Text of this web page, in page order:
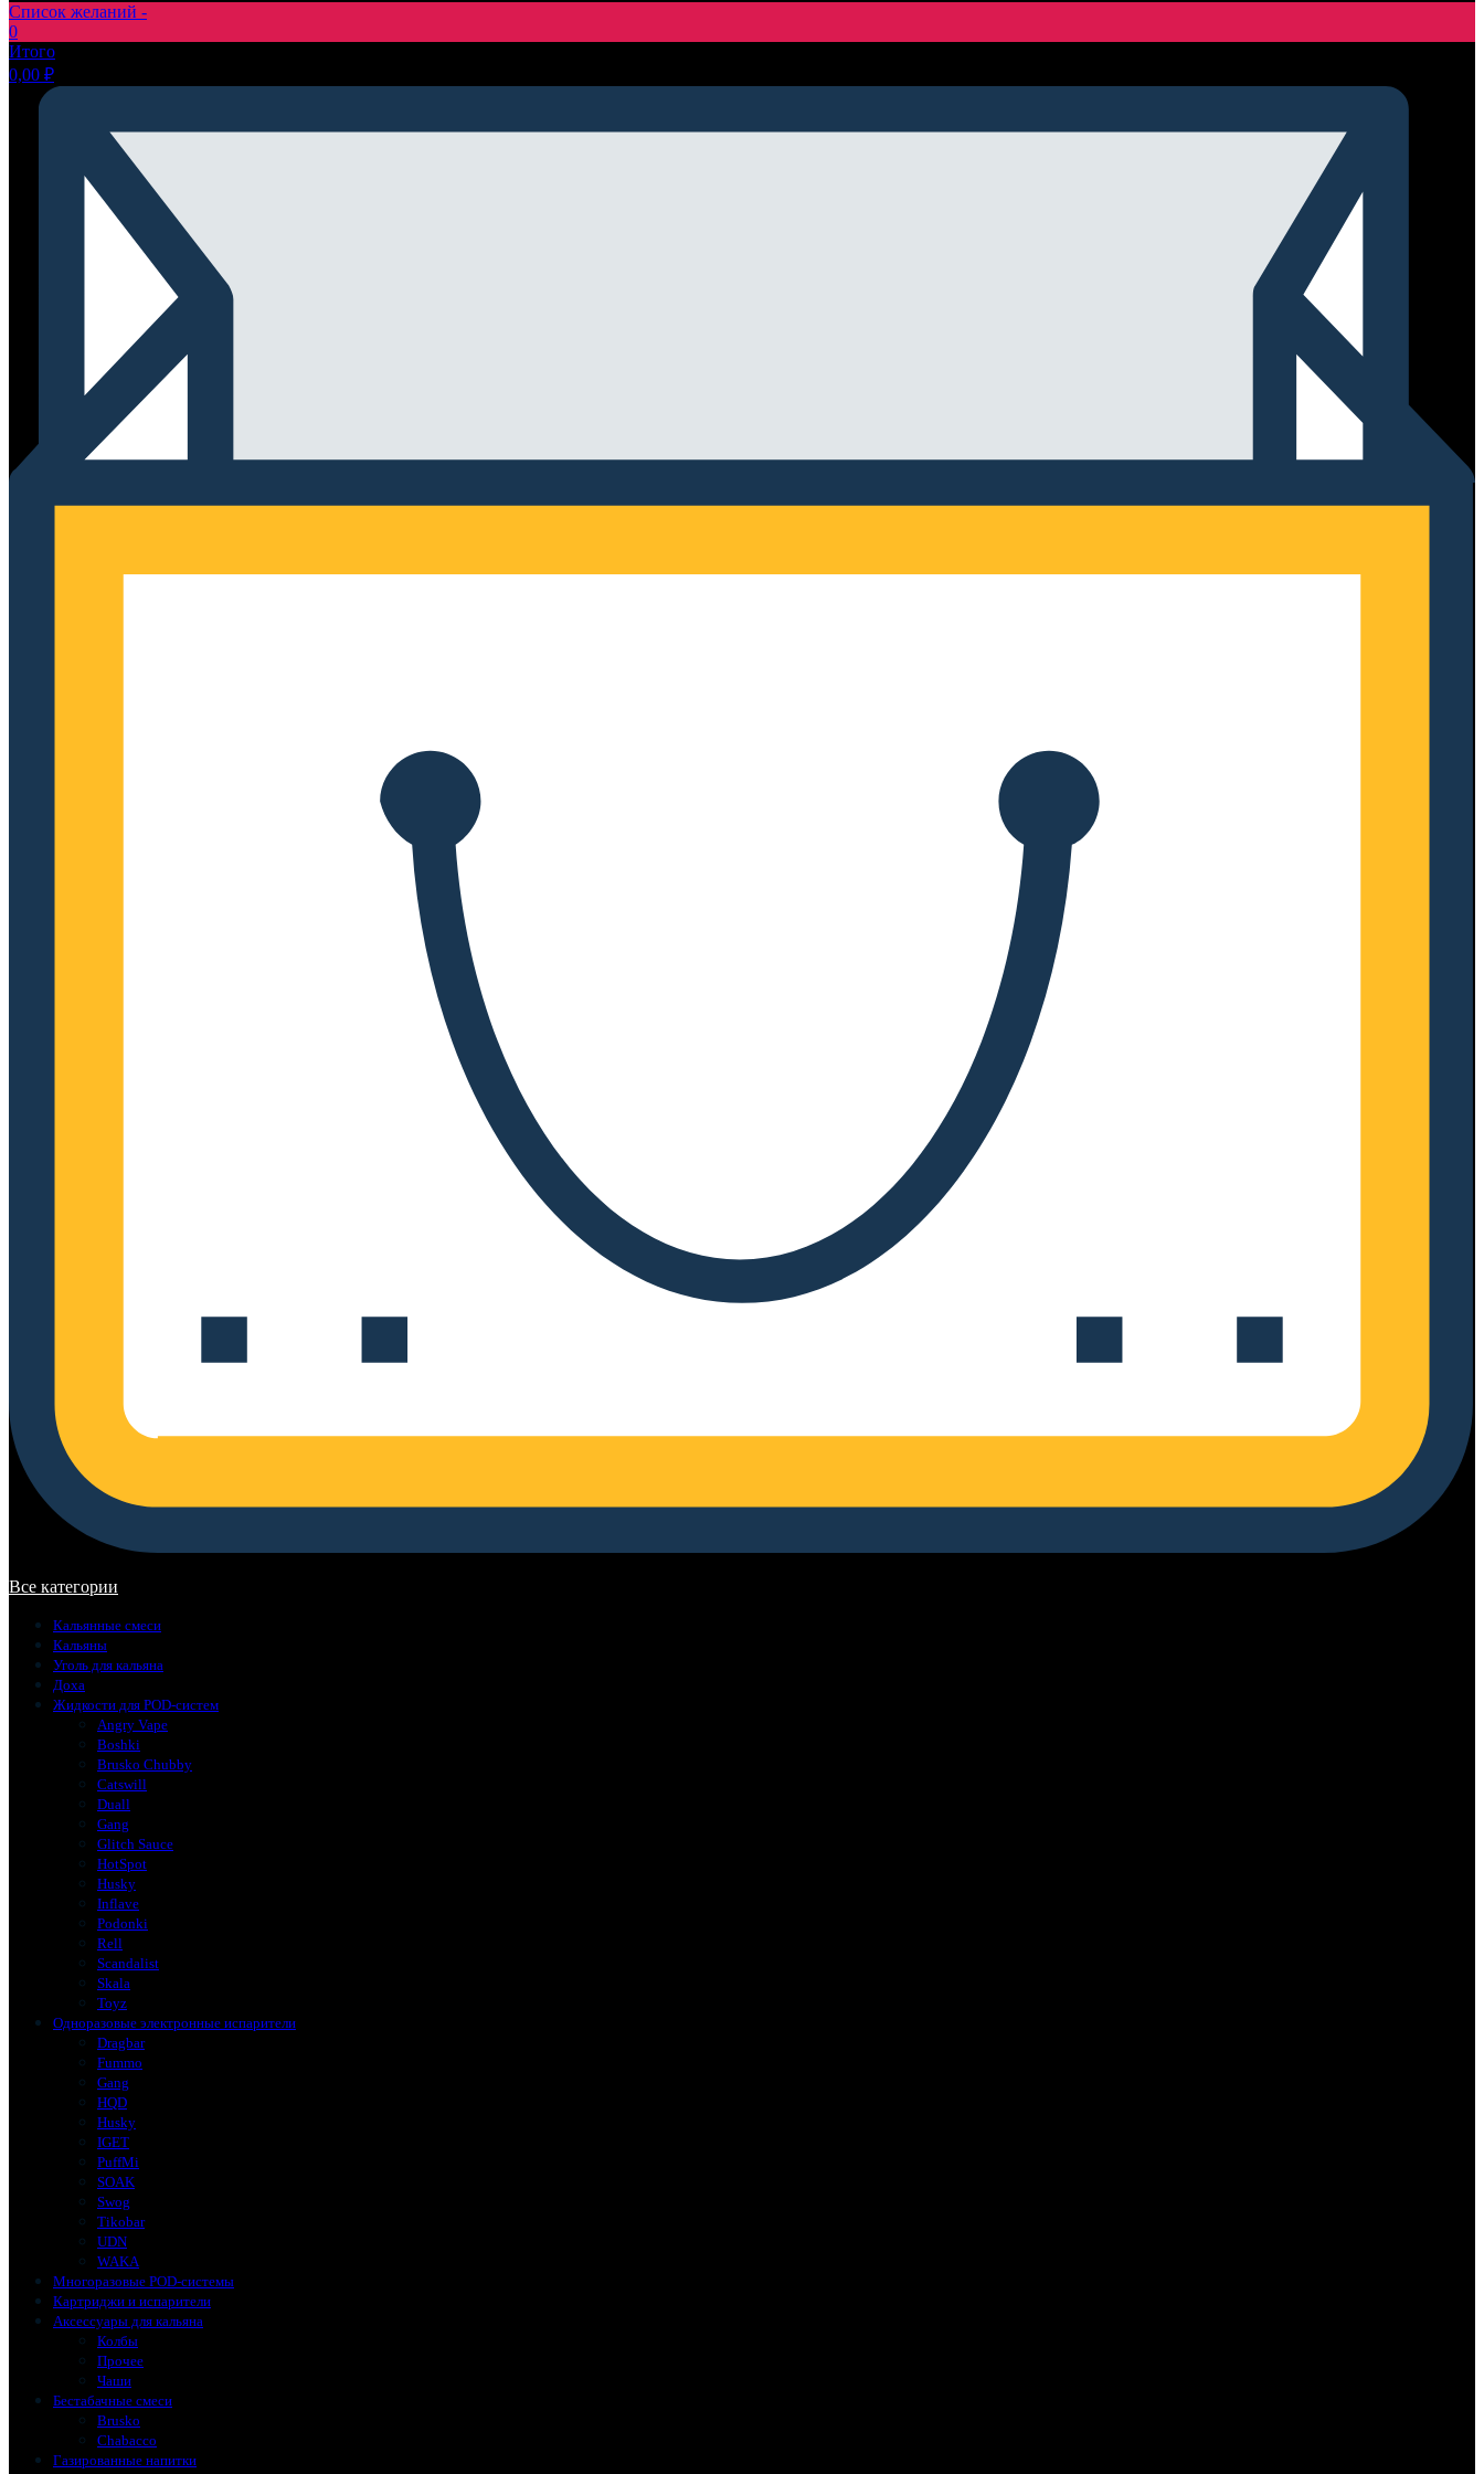
Список желаний -
0
Итого
0,00 ₽
Все категории
Кальянные смеси
Кальяны
Уголь для кальяна
Доха
Жидкости для POD-систем
Angry Vape
Boshki
Brusko Chubby
Catswill
Duall
Gang
Glitch Sauce
HotSpot
Husky
Inflave
Podonki
Rell
Scandalist
Skala
Toyz
Одноразовые электронные испарители
Dragbar
Fummo
Gang
HQD
Husky
IGET
PuffMi
SOAK
Swog
Tikobar
UDN
WAKA
Многоразовые POD-системы
Картриджи и испарители
Аксессуары для кальяна
Колбы
Прочее
Чаши
Бестабачные смеси
Brusko
Chabacco
Газированные напитки